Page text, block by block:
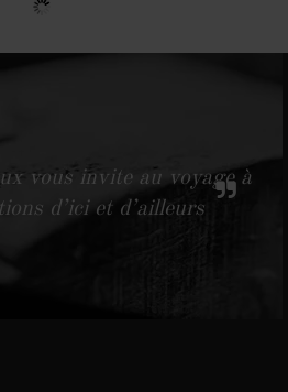
vous invite au voyage à
d’ici et d’ailleurs